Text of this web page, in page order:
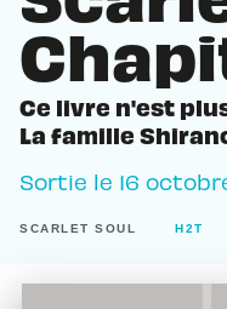
Ce livre n'est
La famille
Sortie le 16
SCARLET SOUL H2T